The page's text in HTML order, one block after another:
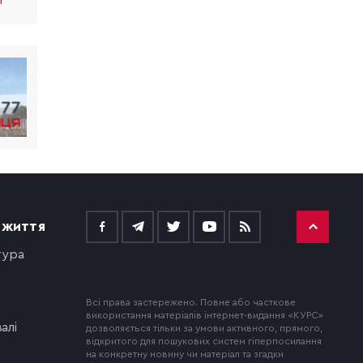
Всі права застережено. Повне або часткове
використання матеріалів інтернет-видання «КУРС»
дозволяється тільки за умови активного, прямого,
відкритого для пошукових систем гіперпосилання
на конкретну новину чи матеріал та згадки